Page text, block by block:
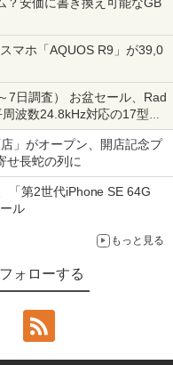
マホ「AQUOS R9」が39,0
7日調査） お盆セール、Rad
波数24.8kHz対応の17型モ
ル ほか
」がオープン、開店記念プ
せ長蛇の列に
「第2世代iPhone SE 64G
ル
もっと見る
ォローする